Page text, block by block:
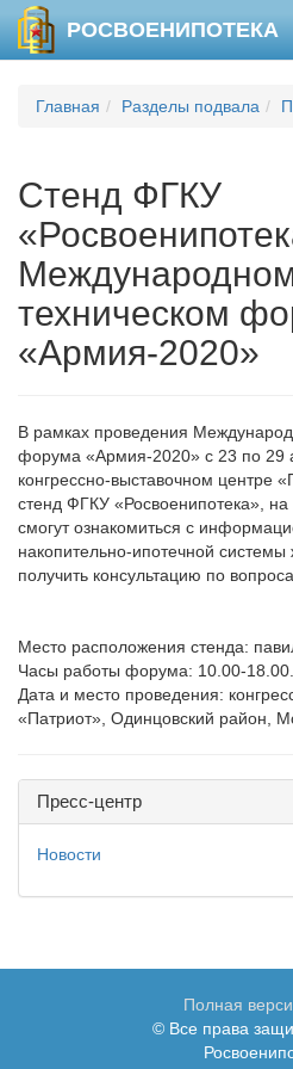
РОСВОЕНИПОТЕКА
Главная Разделы подвала
Стенд ФГКУ
техническом
«Армия-2020»
В рамках проведения
форума «Армия-2020» с 23 по 29
конгрессно-выставочном центре
стенд ФГКУ «Росвоенипотека»,
смогут ознакомиться с
накопительно-ипотечной
получить консультацию по
Место расположения стенда:
Часы работы форума: 10.00-18.00.
Дата и место проведения:
«Патриот», Одинцовский район,
Пресс-центр
Новости
Полная
© Все права